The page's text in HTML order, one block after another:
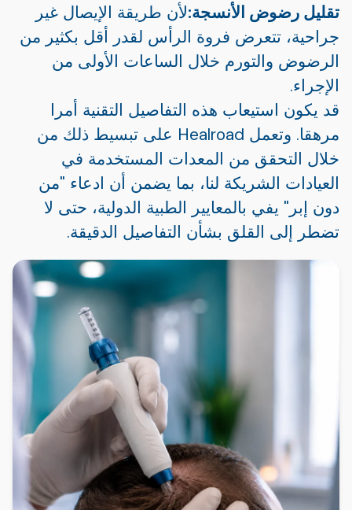
تقليل رضوض الأنسجة:لأن طريقة الإيصال غير
جراحية، تتعرض فروة الرأس لقدر أقل بكثير من
الرضوض والتورم خلال الساعات الأولى من
الإجراء.
قد يكون استيعاب هذه التفاصيل التقنية أمرا
مرهقا. وتعمل Healroad على تبسيط ذلك من
خلال التحقق من المعدات المستخدمة في
العيادات الشريكة لنا، بما يضمن أن ادعاء "من
دون إبر" يفي بالمعايير الطبية الدولية، حتى لا
تضطر إلى القلق بشأن التفاصيل الدقيقة.